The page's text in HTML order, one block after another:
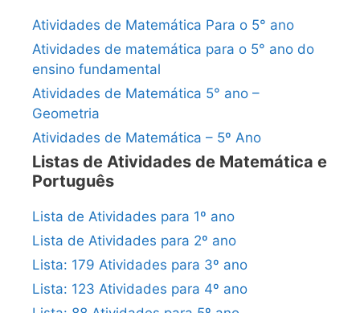
Atividades de Matemática Para o 5° ano
Atividades de matemática para o 5° ano do
ensino fundamental
Atividades de Matemática 5° ano –
Geometria
Atividades de Matemática – 5º Ano
Listas de Atividades de Matemática e
Português
Lista de Atividades para 1º ano
Lista de Atividades para 2º ano
Lista: 179 Atividades para 3º ano
Lista: 123 Atividades para 4º ano